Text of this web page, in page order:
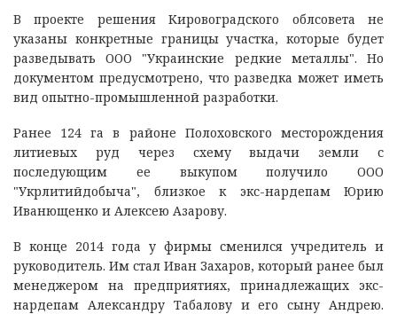
В проекте решения Кировоградского облсовета не
указаны конкретные границы участка, которые будет
разведывать ООО "Украинские редкие металлы". Но
документом предусмотрено, что разведка может иметь
вид опытно-промышленной разработки.
Ранее 124 га в районе Полоховского месторождения
литиевых руд через схему выдачи земли с
последующим ее выкупом получило ООО
"Укрлитийдобыча", близкое к экс-нардепам Юрию
Иванющенко и Алексею Азарову.
В конце 2014 года у фирмы сменился учредитель и
руководитель. Им стал Иван Захаров, который ранее был
менеджером на предприятиях, принадлежащих экс-
нардепам Александру Табалову и его сыну Андрею.